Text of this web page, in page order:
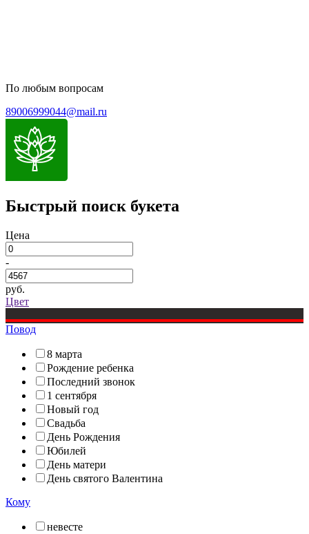
По любым вопросам
89006999044@mail.ru
Быстрый поиск букета
Цена
-
руб.
Цвет
Повод
8 марта
Рождение ребенка
Последний звонок
1 сентября
Новый год
Свадьба
День Рождения
Юбилей
День матери
День святого Валентина
Кому
невесте